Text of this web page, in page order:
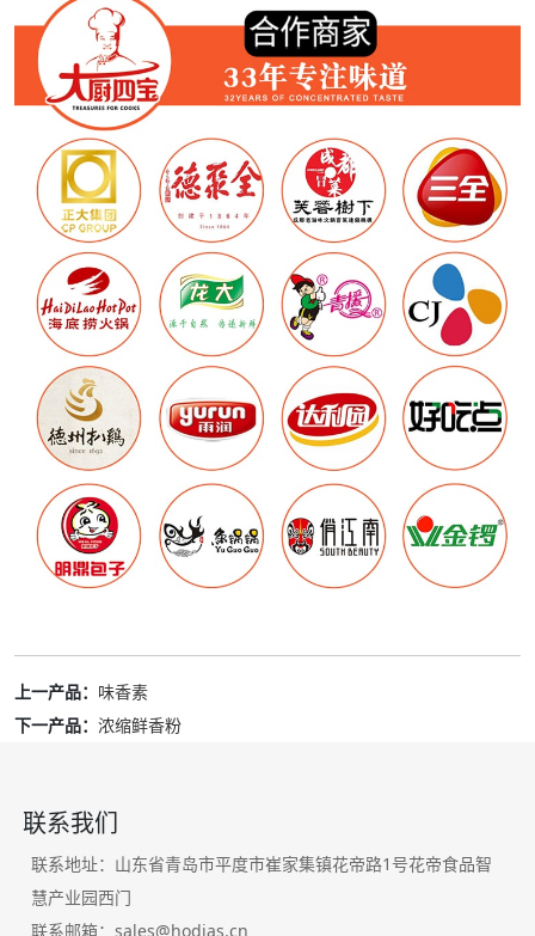
上一产品： 味香素
下一产品： 浓缩鲜香粉
联系我们
联系地址：山东省青岛市平度市崔家集镇花帝路1号花帝食品智
慧产业园西门
联系邮箱：sales@hodias.cn